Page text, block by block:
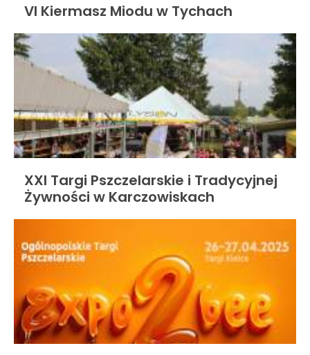
VI Kiermasz Miodu w Tychach
XXI Targi Pszczelarskie i Tradycyjnej
Żywności w Karczowiskach